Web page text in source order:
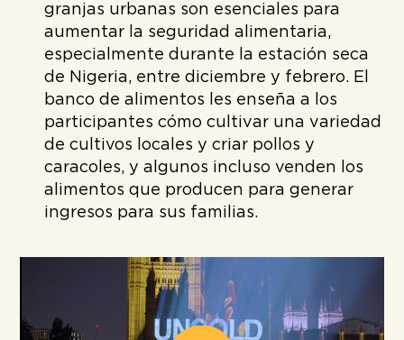
granjas urbanas son esenciales para
aumentar la seguridad alimentaria,
especialmente durante la estación seca
de Nigeria, entre diciembre y febrero. El
banco de alimentos les enseña a los
participantes cómo cultivar una variedad
de cultivos locales y criar pollos y
caracoles, y algunos incluso venden los
alimentos que producen para generar
ingresos para sus familias.